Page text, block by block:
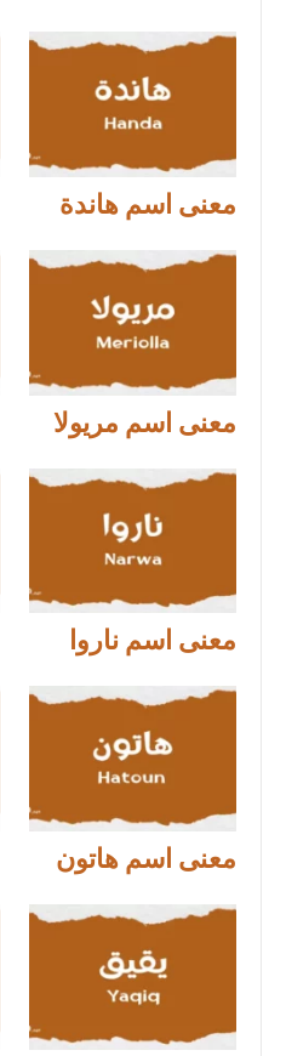
معنى اسم هاندة
معنى اسم مريولا
معنى اسم ناروا
معنى اسم هاتون